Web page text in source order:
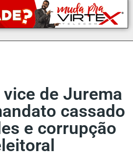
de Jurema
cassado
e corrupção